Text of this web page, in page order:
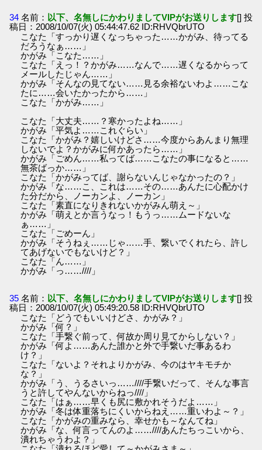
34 名前： 以下、名無しにかわりましてVIPがお送りします[] 投
稿日：2008/10/07(火) 05:44:47.62 ID:RHVQbrUTO
こなた「すっかり遅くなっちゃった……かがみ、待ってる
だろうなぁ……」
かがみ「こなた……」
こなた「えっ！？かがみ……なんで……遅くなるからって
メールしたじゃん……」
かがみ「そんなの見てない……見る余裕ないわよ……こな
たに……会いたかったから……」
こなた「かがみ……」
こなた「大丈夫……？寒かったよね……」
かがみ「平気よ……これぐらい」
こなた「かがみ？嬉しいけどさ……今度からあんまり無理
しないでよ？かがみに何かあったら……」
かがみ「ごめん……私ってば……こなたの事になると……
無茶ばっか……」
こなた「かがみってば、謝らないんじゃなかったの？」
かがみ「な……こ、これは……その……あんたに心配かけ
た分だから、ノーカンよ、ノーカン」
こなた「素直になりきれないかがみん萌え～」
かがみ「萌えとか言うなっ！もうっ……ムードないな
ぁ……」
こなた「ごめーん」
かがみ「そうねぇ……じゃ……手、繋いでくれたら、許し
てあげないでもないけど？」
こなた「ん……」
かがみ「っ……////」
35 名前： 以下、名無しにかわりましてVIPがお送りします[] 投
稿日：2008/10/07(火) 05:49:20.58 ID:RHVQbrUTO
こなた「どうでもいいけどさ、かがみ？」
かがみ「何？」
こなた「手繋ぐ前って、何故か周り見てからしない？」
かがみ「何よ……あんた誰かと外で手繋いだ事あるわ
け？」
こなた「ないよ？それよりかがみ、今のはヤキモチか
な？」
かがみ「う、うるさいっ……////手繋いだって、そんな事言
うと許してやんないからねっ////」
こなた「はぁ……早くも尻に敷かれそうだよ……」
かがみ「冬は体重落ちにくいからねえ……重いわよ～？」
こなた「かがみの重みなら、幸せかも～なんてね」
かがみ「な、何言ってんのよ……////あんたちっこいから、
潰れちゃうわよ？」